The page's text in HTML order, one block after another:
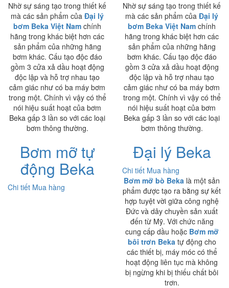
Nhờ sự sáng tạo trong thiết kế
mà các sản phẩm của Đại lý
bơm Beka Việt Nam chính
hãng trong khác biệt hơn các
sản phẩm của những hãng
bơm khác. Cấu tạo độc đáo
gồm 3 cửa xả dầu hoạt động
độc lập và hỗ trợ nhau tạo
cảm giác như có ba máy bơm
trong một. Chính vì vậy có thể
nói hiệu suất hoạt của bơm
Beka gấp 3 lần so với các loại
bơm thông thường.
Bơm mỡ tự
động Beka
Chi tiết Mua hàng
Nhờ sự sáng tạo trong thiết kế
mà các sản phẩm của Đại lý
bơm Beka Việt Nam chính
hãng trong khác biệt hơn các
sản phẩm của những hãng
bơm khác. Cấu tạo độc đáo
gồm 3 cửa xả dầu hoạt động
độc lập và hỗ trợ nhau tạo
cảm giác như có ba máy bơm
trong một. Chính vì vậy có thể
nói hiệu suất hoạt của bơm
Beka gấp 3 lần so với các loại
bơm thông thường.
Đại lý Beka
Chi tiết Mua hàng
Bơm mỡ bò Beka là một sản
phẩm được tạo ra bằng sự kết
hợp tuyệt vời giữa công nghệ
Đức và dây chuyền sản xuất
đến từ Mỹ. Với chức năng
cung cấp dầu hoặc Bơm mỡ
bôi trơn Bekatự động cho
các thiết bị, máy móc có thể
hoạt động liên tục mà không
bị ngừng khi bị thiếu chất bôi
trơn.